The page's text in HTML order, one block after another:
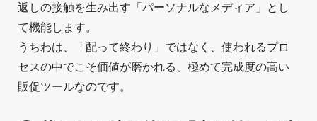
返しの接触を生み出す「パーソナルなメディア」とし
て機能します。
うちわは、「配って終わり」ではなく、使われるプロ
セスの中でこそ価値が磨かれる、極めて完成度の高い
販促ツールなのです。